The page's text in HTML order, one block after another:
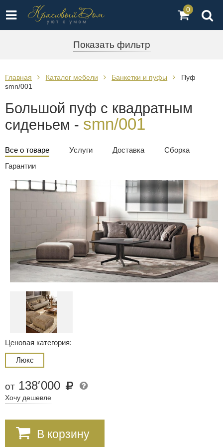
0
Показать фильтр
Главная Каталог мебели Банкетки и пуфы
Пуф
smn/001
Большой пуф с квадратным
сиденьем - smn/001
Все о товаре Услуги Доставка
Сборка
Гарантии
Ценовая категория:
Люкс
от 138′000
Хочу дешевле
В корзину